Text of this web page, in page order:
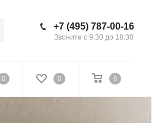
+7 (495) 787-00-16
Звоните с 9:30 до 18:30
0 0 0